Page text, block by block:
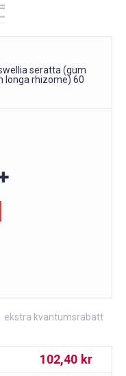
seratta (gum
longa rhizome) 60
ekstra kvantumsrabatt
102,40 kr